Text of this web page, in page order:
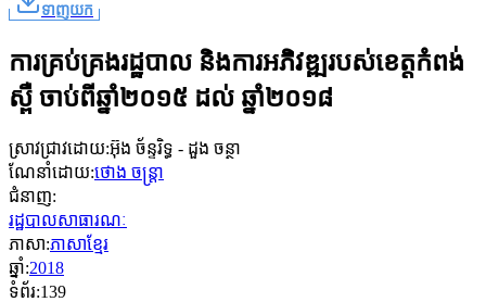
ទាញយក
ការគ្រប់គ្រងរដ្ឋបាល និងការអភិវឌ្ឍរបស់ខេត្តកំពង់
ស្ពឺ ចាប់ពីឆ្នាំ២០១៥ ដល់ ឆ្នាំ២០១៨
ស្រាវជ្រាវដោយ:អ៊ុង ច័ន្ទរិទ្ធ - ដួង ចន្ថា
ណែនាំដោយ:ថោង ចន្រ្តា
ជំនាញ:
រដ្ឋបាលសាធារណៈ
ភាសា:ភាសាខ្មែរ
ឆ្នាំ:2018
ទំព័រ:139